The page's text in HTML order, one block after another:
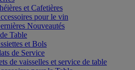
et Cafetières
pour le vin
Nouveautés
Table
et Bols
de Service
de vaisselles et service de table